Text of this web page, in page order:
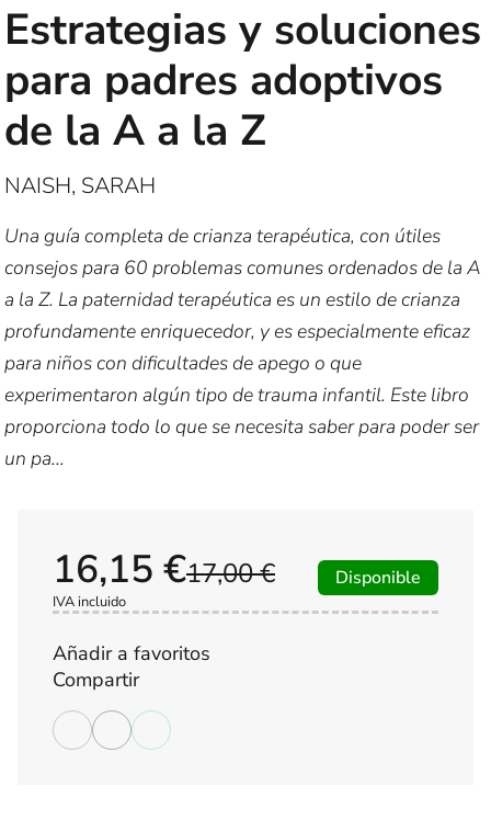
Estrategias y soluciones
para padres adoptivos
de la A a la Z
NAISH, SARAH
Una guía completa de crianza terapéutica, con útiles
consejos para 60 problemas comunes ordenados de la A
a la Z. La paternidad terapéutica es un estilo de crianza
profundamente enriquecedor, y es especialmente eficaz
para niños con dificultades de apego o que
experimentaron algún tipo de trauma infantil. Este libro
proporciona todo lo que se necesita saber para poder ser
un pa...
17,00 €
16,15 €
IVA incluido
Disponible
Añadir a favoritos
Compartir